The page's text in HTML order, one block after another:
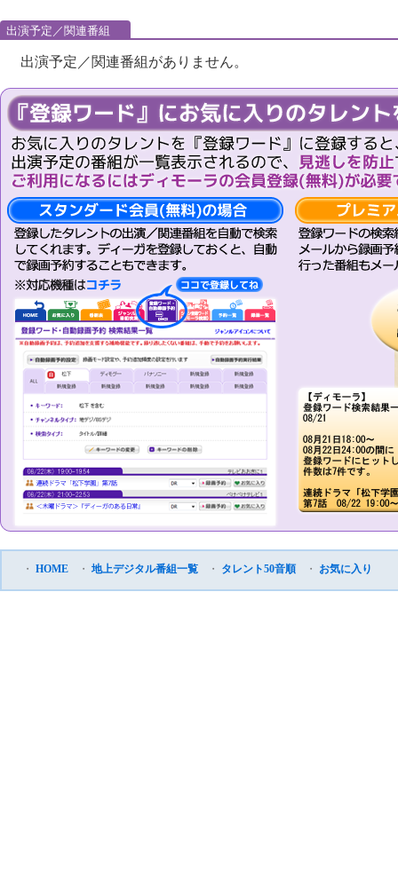
出演予定／関連番組
出演予定／関連番組がありません。
・ HOME ・ 地上デジタル番組一覧 ・ タレント50音順 ・ お気に入り